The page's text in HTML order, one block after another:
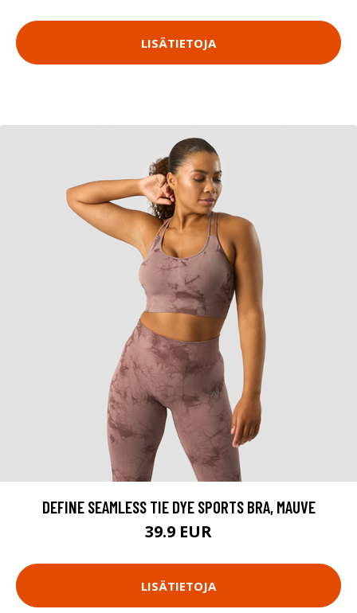
LISÄTIETOJA
DEFINE SEAMLESS TIE DYE SPORTS BRA, MAUVE
39.9 EUR
LISÄTIETOJA